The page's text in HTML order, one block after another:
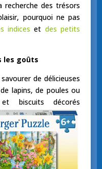
recherche des trésors
pourquoi ne pas
indices et des petits
les goûts
de délicieuses
lapins, de poules ou
biscuits décorés